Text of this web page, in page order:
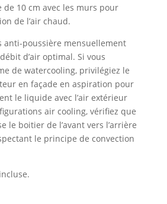
10 cm avec les murs pour
de l’air chaud.
anti-poussière mensuellement
d’air optimal. Si vous
de watercooling, privilégiez le
en façade en aspiration pour
le liquide avec l’air extérieur
air cooling, vérifiez que
le boitier de l’avant vers l’arrière
le principe de convection